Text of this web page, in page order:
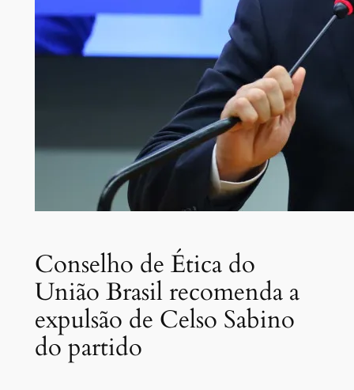
Conselho de Ética do
União Brasil recomenda a
expulsão de Celso Sabino
do partido